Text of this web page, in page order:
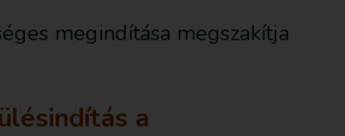
megindítása megszakítja
a